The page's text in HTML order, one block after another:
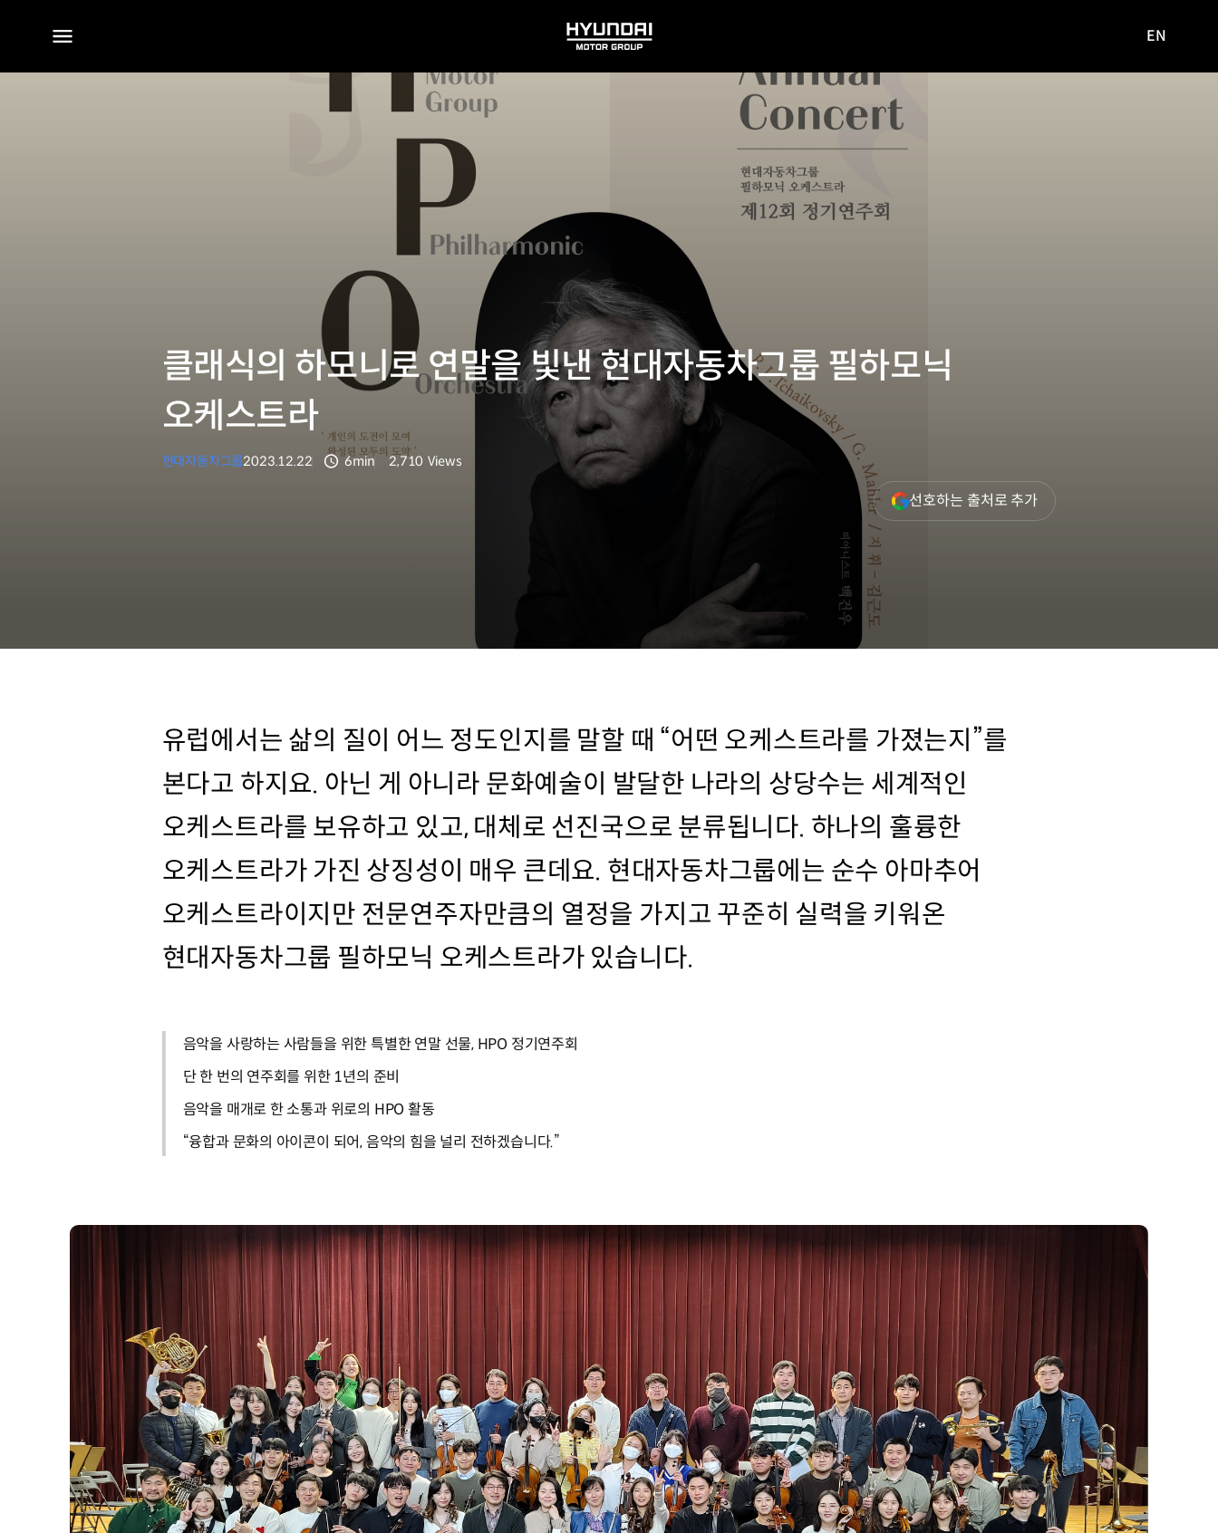
전체
HYUNDAI
MOTOR
사이트로
EN
클래식의 하모니로 연말을 빛낸 현대자동차그룹 필하모닉
오케스트라
현대자동차그룹2023.12.22 6min 2,710 Views
선호하는 출처로 추가(새
창
유럽에서는 삶의 질이 어느 정도인지를 말할 때 “어떤 오케스트라를 가졌는지”를
본다고 하지요. 아닌 게 아니라 문화예술이 발달한 나라의 상당수는 세계적인
오케스트라를 보유하고 있고, 대체로 선진국으로 분류됩니다. 하나의 훌륭한
오케스트라가 가진 상징성이 매우 큰데요. 현대자동차그룹에는 순수 아마추어
오케스트라이지만 전문연주자만큼의 열정을 가지고 꾸준히 실력을 키워온
현대자동차그룹 필하모닉 오케스트라가 있습니다.
음악을 사랑하는 사람들을 위한 특별한 연말 선물, HPO 정기연주회
단 한 번의 연주회를 위한 1년의 준비
음악을 매개로 한 소통과 위로의 HPO 활동
“융합과 문화의 아이콘이 되어, 음악의 힘을 널리 전하겠습니다.”